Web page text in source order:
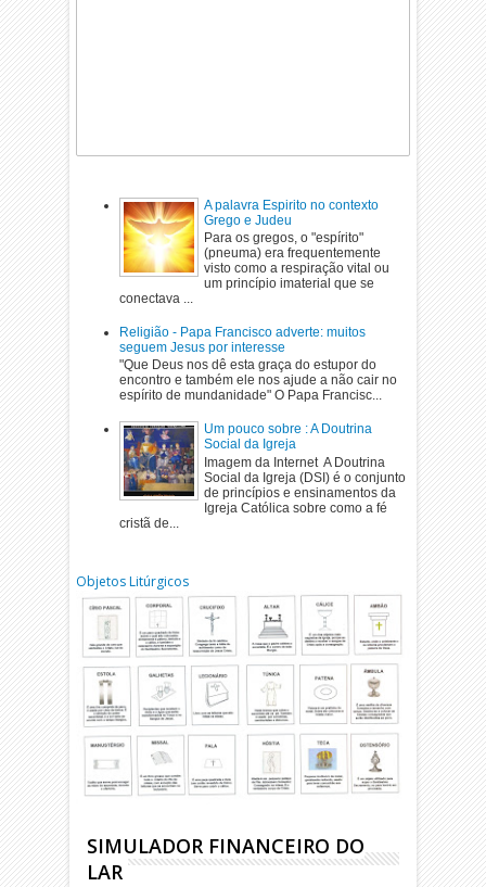
A palavra Espirito no contexto
Grego e Judeu
Para os gregos, o "espírito"
(pneuma) era frequentemente
visto como a respiração vital ou
um princípio imaterial que se
conectava ...
Religião - Papa Francisco adverte: muitos
seguem Jesus por interesse
"Que Deus nos dê esta graça do estupor do
encontro e também ele nos ajude a não cair no
espírito de mundanidade" O Papa Francisc...
Um pouco sobre : A Doutrina
Social da Igreja
Imagem da Internet A Doutrina
Social da Igreja (DSI) é o conjunto
de princípios e ensinamentos da
Igreja Católica sobre como a fé
cristã de...
Objetos Litúrgicos
SIMULADOR FINANCEIRO DO
LAR